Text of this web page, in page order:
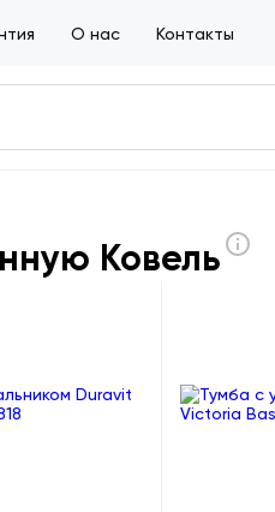
О нас Контакты
Ковель